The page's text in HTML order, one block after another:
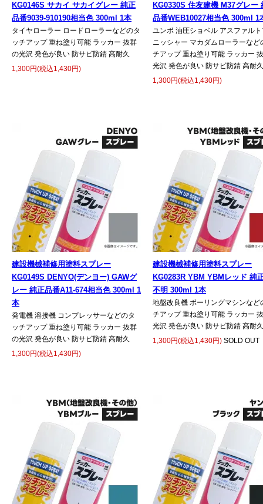
KG0146S サカイ サカイグレー 純正
品番9039-910190相当色 300ml 1本
タイヤローラー ロードローラーなどのタ
ッチアップ 重ね塗り可能 ラッカー 抜群
の光沢 発色が良い 防サビ防錆 高耐久
1,300円(税込1,430円)
KG0330S 住友建機 M37グレー
品番WEB10027相当色 300ml 1
ユンボ 油圧ショベル アスファル
ニッシャー マカダムローラーなど
チアップ 重ね塗り可能 ラッカー
光沢 発色が良い 防サビ防錆 高耐久
1,300円(税込1,430円)
建設機械補修用塗料スプレー
KG0149S DENYO(デンヨー) GAWグ
レー 純正品番A11-674相当色 300ml 1
本
発電機 溶接機 コンプレッサーなどのタ
ッチアップ 重ね塗り可能 ラッカー 抜群
の光沢 発色が良い 防サビ防錆 高耐久
1,300円(税込1,430円)
建設機械補修用塗料スプレー
KG0283R YBM YBMレッド 純
不明 300ml 1本
地盤改良機 ボーリングマシンなど
チアップ 重ね塗り可能 ラッカー
光沢 発色が良い 防サビ防錆 高耐久
1,300円(税込1,430円) SOLD OUT